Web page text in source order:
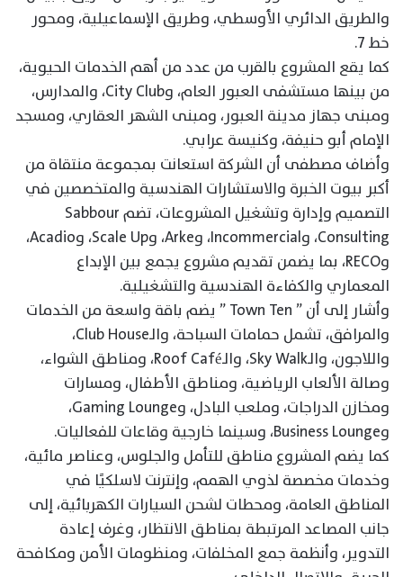
والطريق الدائري الأوسطي، وطريق الإسماعيلية، ومحور
خط 7.
كما يقع المشروع بالقرب من عدد من أهم الخدمات الحيوية،
من بينها مستشفى العبور العام، وCity Club، والمدارس،
ومبنى جهاز مدينة العبور، ومبنى الشهر العقاري، ومسجد
الإمام أبو حنيفة، وكنيسة عرابي.
وأضاف مصطفى أن الشركة استعانت بمجموعة منتقاة من
أكبر بيوت الخبرة والاستشارات الهندسية والمتخصصين في
التصميم وإدارة وتشغيل المشروعات، تضم Sabbour
Consulting، وIncommercial، وArke، وScale Up، وAcadio،
وRECO، بما يضمن تقديم مشروع يجمع بين الإبداع
المعماري والكفاءة الهندسية والتشغيلية.
وأشار إلى أن ” Town Ten ” يضم باقة واسعة من الخدمات
والمرافق، تشمل حمامات السباحة، والـClub House،
واللاجون، والـSky Walk، والـRoof Café، ومناطق الشواء،
وصالة الألعاب الرياضية، ومناطق الأطفال، ومسارات
ومخازن الدراجات، وملعب البادل، وGaming Lounge،
وBusiness Lounge، وسينما خارجية وقاعات للفعاليات.
كما يضم المشروع مناطق للتأمل والجلوس، وعناصر مائية،
وخدمات مخصصة لذوي الهمم، وإنترنت لاسلكيًا في
المناطق العامة، ومحطات لشحن السيارات الكهربائية، إلى
جانب المصاعد المرتبطة بمناطق الانتظار، وغرف إعادة
التدوير، وأنظمة جمع المخلفات، ومنظومات الأمن ومكافحة